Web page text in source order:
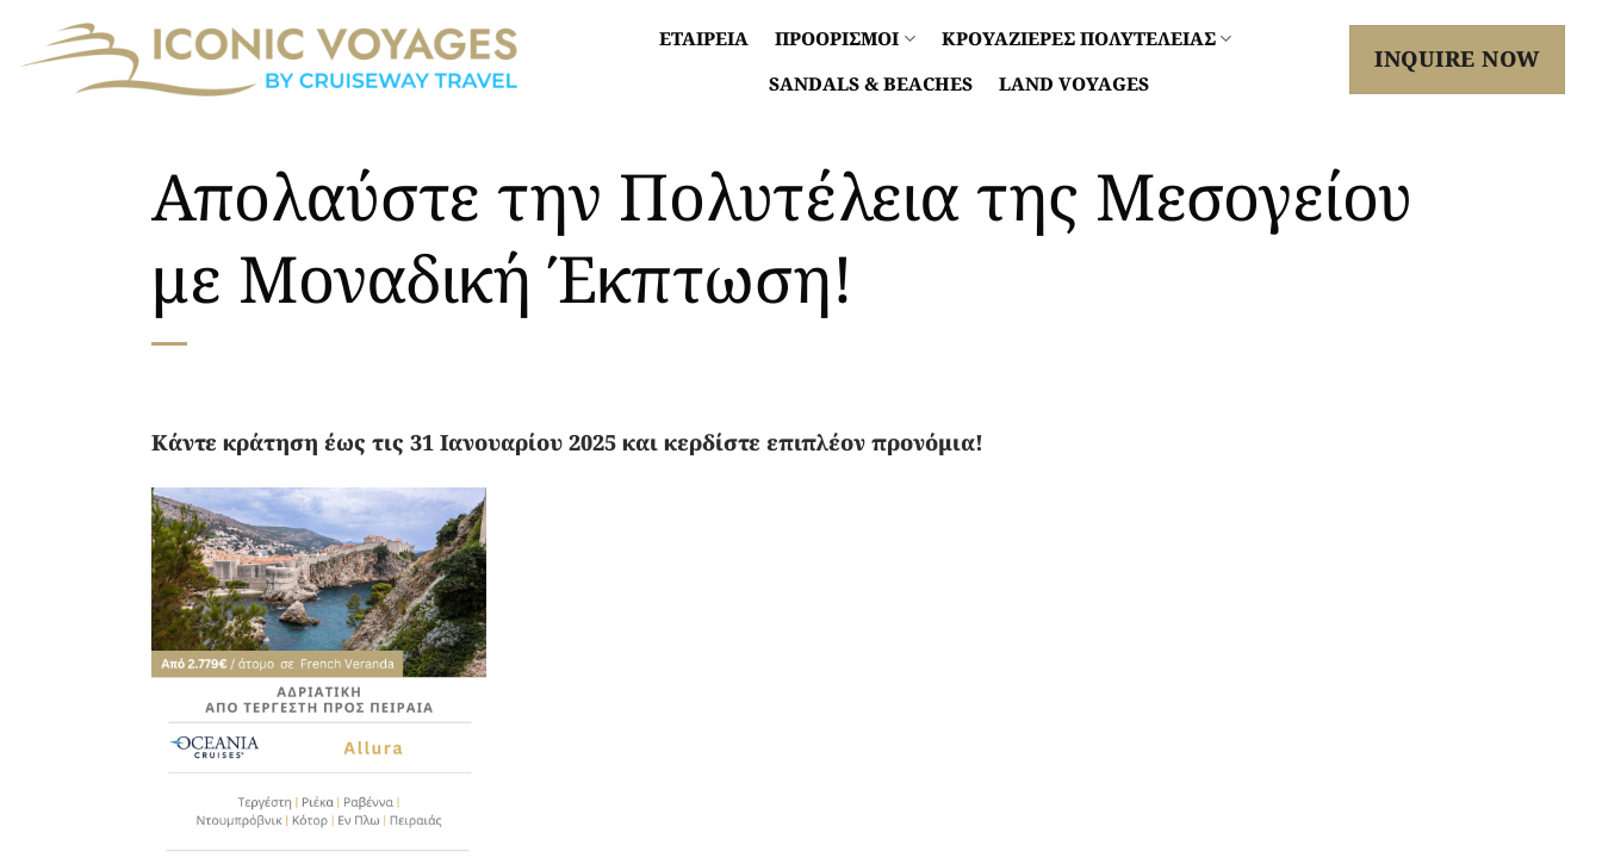
περιεχόμενο
ΕΤΑΙΡΕΙΑ ΠΡΟΟΡΙΣΜΟΙ
ΚΡΟΥΑΖΙΕΡΕΣ ΠΟΛΥΤΕΛΕΙΑΣ
SANDALS & BEACHES
LAND VOYAGES
INQUIRE NOW
Απολαύστε την Πολυτέλεια της Μεσογείου
με Μοναδική Έκπτωση!
Κάντε κράτηση έως τις 31 Ιανουαρίου 2025 και κερδίστε επιπλέον προνόμια!